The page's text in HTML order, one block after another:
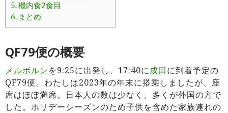
5.機内食2食目
6. まとめ
QF79便の概要
メルボルンを9:25に出発し、17:40に成田に到着予定の
QF79便。わたしは2023年の年末に搭乗しましたが、座
席はほぼ満席。日本人の数は少なく、多くが外国の方で
した。ホリデーシーズンのため子供を含めた家族連れの